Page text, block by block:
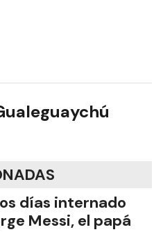
días internado
Messi, el papá